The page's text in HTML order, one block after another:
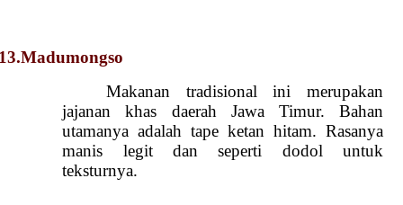
Makanan tradisional ini merupakan
jajanan khas daerah Jawa Timur. Bahan
utamanya adalah tape ketan hitam. Rasanya
manis legit dan seperti dodol untuk
teksturnya.